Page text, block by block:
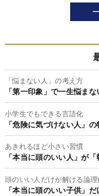
「悩まない人」の考え方
「第一印象」で一生悩ま
小学生でもできる言語化
「危険に気づけない人」
あきれるほど小さい習慣
「本当に頭のいい人」が
頭のいい人だけが解ける論理
「本当に頭のいい子供」